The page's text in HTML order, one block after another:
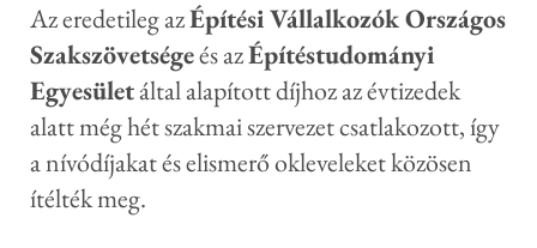
Az eredetileg azÉpítési Vállalkozók Országos
Szakszövetségeés azÉpítéstudományi
Egyesületáltal alapított díjhoz az évtizedek
alatt még hét szakmai szervezet csatlakozott, így
a nívódíjakat és elismerő okleveleket közösen
ítélték meg.